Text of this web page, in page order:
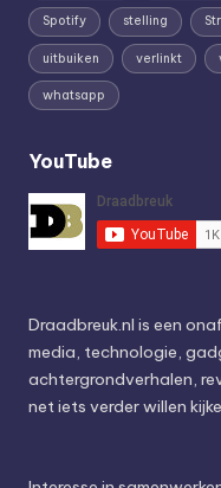
Spotify stelling
uitbuiken verlinkt
whatsapp
YouTube
Draadbreuk.nl is een
media, technologie,
achtergrondverhalen,
net iets verder willen